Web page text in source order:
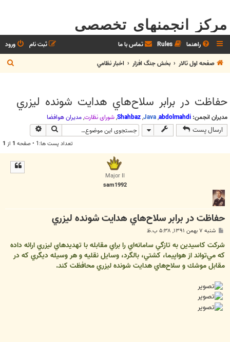
مرکز انجمنهای تخصصی
راهنما Rules تماس با ما ورود
ثبت نام
صفحه اول تالار
بخش جنگ افزار اخبار نظامي
س
حفاظت در برابر سلاح‌هاي هدايت شونده ليزري
مدیران انجمن: abdolmahdi
,
Java
,
Shahbaz
,شوراي نظارت,مديران هوافضا
ارسال پست جستجو
تعداد پست ها:1 • صفحه 1 از 1
Major II
sam1992
حفاظت در برابر سلاح‌هاي هدايت شونده ليزري
ت
شنبه ۷ بهمن ۱۳۹۱, ۵:۳۸ ب.ظ
شركت كاسيدين به تازگي سامانه‌اي را براي مقابله با تهديدهاي ليزري ارائه داده
كه مي‌تواند از هواپيما، كشتي، بالگرد، وسايل نقليه و هر وسيله ديگري كه در
مقابل موشك و سلاح‌هاي هدايت شونده ليزري محافظت كند.